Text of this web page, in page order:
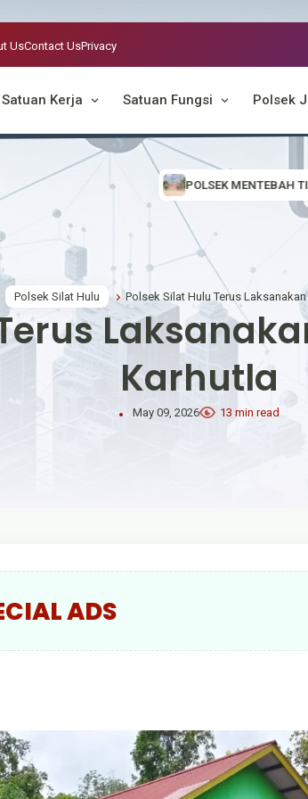
UsContact UsPrivacy
Satuan Kerja Satuan Fungsi Polsek
POLSEK MENTEBAH TINDAK LANJUTI INFORMASI
Polsek Silat Hulu Polsek Silat Hulu Terus
Karhutla
May 09, 2026 13 min read
ADS